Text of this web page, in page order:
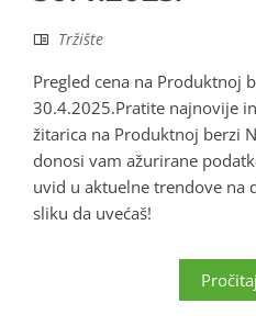
Tržište
Pregled cena na Produktnoj
30.4.2025.Pratite najnovije
žitarica na Produktnoj berzi
donosi vam ažurirane
uvid u aktuelne trendove na
sliku da uvećaš!